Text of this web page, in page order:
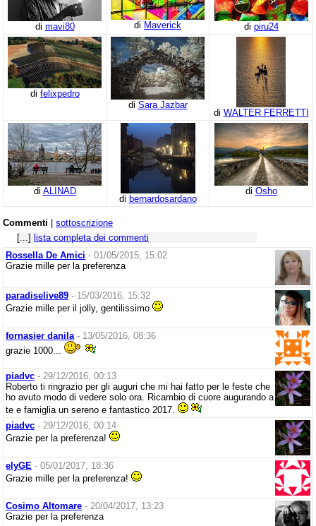
di mavi80 di Maverick di piru24
di felixpedro
di Sara Jazbar
di WALTER FERRETTI
di ALINAD
di bernardosardano
di Osho
Commenti | sottoscrizione
[...] lista completa dei commenti
Rossella De Amici - 01/05/2015, 15:02
Grazie mille per la preferenza
paradiselive89 - 15/03/2016, 15:32
Grazie mille per il jolly, gentilissimo
fornasier danila - 13/05/2016, 08:36
grazie 1000...
piadvc - 29/12/2016, 00:13
Roberto ti ringrazio per gli auguri che mi hai fatto per le feste che
ho avuto modo di vedere solo ora. Ricambio di cuore augurando a
te e famiglia un sereno e fantastico 2017.
piadvc - 29/12/2016, 00:14
Grazie per la preferenza!
elyGE - 05/01/2017, 18:36
Grazie mille per la preferenza!
Cosimo Altomare - 20/04/2017, 13:23
Grazie per la preferenza